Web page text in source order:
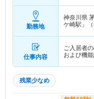
勤務地
神奈川県
ケ崎駅」
仕事内容
ご入居者
および機
残業少なめ